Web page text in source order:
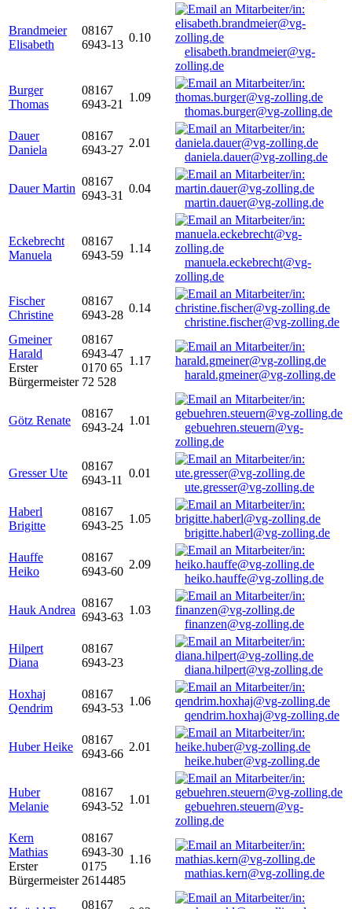
Brandmeier
Elisabeth
08167
6943-13
0.10
elisabeth.brandmeier@vg-
zolling.de
Burger
Thomas
08167
6943-21
1.09
thomas.burger@vg-zolling.de
Dauer
Daniela
08167
6943-27
2.01
daniela.dauer@vg-zolling.de
Dauer Martin
08167
6943-31
0.04
martin.dauer@vg-zolling.de
Eckebrecht
Manuela
08167
6943-59
1.14
manuela.eckebrecht@vg-
zolling.de
Fischer
Christine
08167
6943-28
0.14
christine.fischer@vg-zolling.de
Gmeiner
Harald
Erster
Bürgermeister
08167
6943-47
0170 65
72 528
1.17
harald.gmeiner@vg-zolling.de
Götz Renate
08167
6943-24
1.01
gebuehren.steuern@vg-
zolling.de
Gresser Ute
08167
6943-11
0.01
ute.gresser@vg-zolling.de
Haberl
Brigitte
08167
6943-25
1.05
brigitte.haberl@vg-zolling.de
Hauffe
Heiko
08167
6943-60
2.09
heiko.hauffe@vg-zolling.de
Hauk Andrea
08167
6943-63
1.03
finanzen@vg-zolling.de
Hilpert
Diana
08167
6943-23
diana.hilpert@vg-zolling.de
Hoxhaj
Qendrim
08167
6943-53
1.06
qendrim.hoxhaj@vg-zolling.de
Huber Heike
08167
6943-66
2.01
heike.huber@vg-zolling.de
Huber
Melanie
08167
6943-52
1.01
gebuehren.steuern@vg-
zolling.de
Kern
Mathias
Erster
Bürgermeister
08167
6943-30
0175
2614485
1.16
mathias.kern@vg-zolling.de
08167